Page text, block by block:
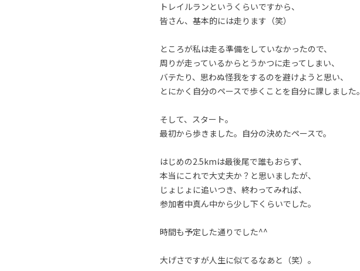
トレイルランというくらいですから、
皆さん、基本的には走ります（笑）
ところが私は走る準備をしていなかったので、
周りが走っているからとうかつに走ってしまい、
バテたり、思わぬ怪我をするのを避けようと思い、
とにかく自分のペースで歩くことを自分に課しました。
そして、スタート。
最初から歩きました。自分の決めたペースで。
はじめの2.5kmは最後尾で誰もおらず、
本当にこれで大丈夫か？と思いましたが、
じょじょに追いつき、終わってみれば、
参加者中真ん中から少し下くらいでした。
時間も予定した通りでした^^
大げさですが人生に似てるなあと（笑）。